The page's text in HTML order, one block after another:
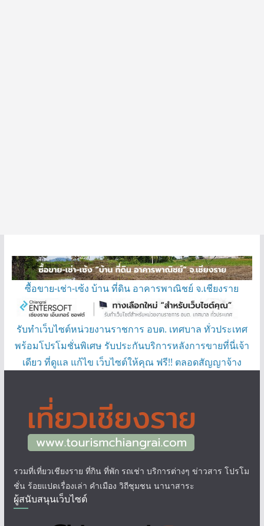
ซื้อขาย-เช่า-เซ้ง บ้าน ที่ดิน อาคารพาณิชย์ จ.เชียงราย
รับทำเว็บไซต์หน่วยงานราชการ อบต. เทศบาล ทั่วประเทศ
พร้อมโปรโมชั่นพิเศษ รับประกันบริการหลังการขายที่นี่เจ้า
เดียว ที่ดูแล แก้ไข เว็บไซต์ให้คุณ ฟรี!! ตลอดสัญญาจ้าง
รวมที่เที่ยวเชียงราย ที่กิน ที่พัก รถเช่า บริการต่างๆ ข่าวสาร โปรโม
ชั่น ร้อยแปดเรื่องเล่า คำเมือง วิถีชุมชน นานาสาระ
ผู้สนับสนุนเว็บไซต์